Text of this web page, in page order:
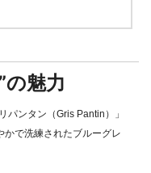
力
わかる、“グリパ
の魅力
パンタン（Gris Pantin）」
で洗練されたブルーグレ